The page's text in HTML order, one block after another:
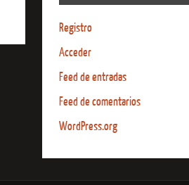
Registro
Acceder
Feed de entradas
Feed de comentarios
WordPress.org